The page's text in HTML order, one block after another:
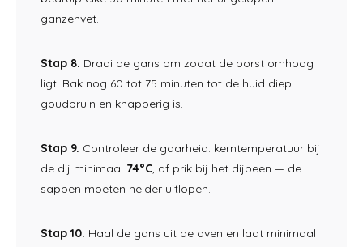
ganzenvet.
Stap 8. Draai de gans om zodat de borst omhoog
ligt. Bak nog 60 tot 75 minuten tot de huid diep
goudbruin en knapperig is.
Stap 9. Controleer de gaarheid: kerntemperatuur bij
de dij minimaal 74°C, of prik bij het dijbeen — de
sappen moeten helder uitlopen.
Stap 10. Haal de gans uit de oven en laat minimaal